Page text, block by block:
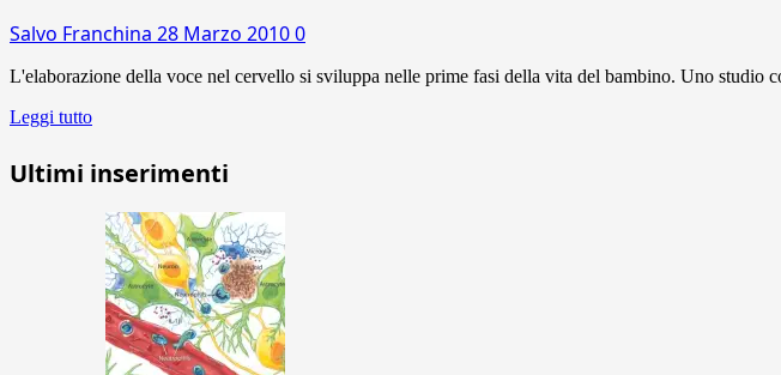
Salvo Franchina 28 Marzo 20100
L'elaborazione della voce nel cervello si sviluppa nelle prime fasi della vita del bambino. Uno studio
Leggi tutto
Ultimi inserimenti